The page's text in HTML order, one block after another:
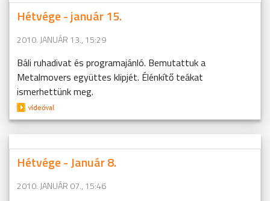
Hétvége - január 15.
2010. JANUÁR 13., 15:29
Báli ruhadivat és programajánló. Bemutattuk a
Metalmovers együttes klipjét. Élénkítő teákat
ismerhettünk meg.
Hétvége - Január 8.
2010. JANUÁR 07., 15:46